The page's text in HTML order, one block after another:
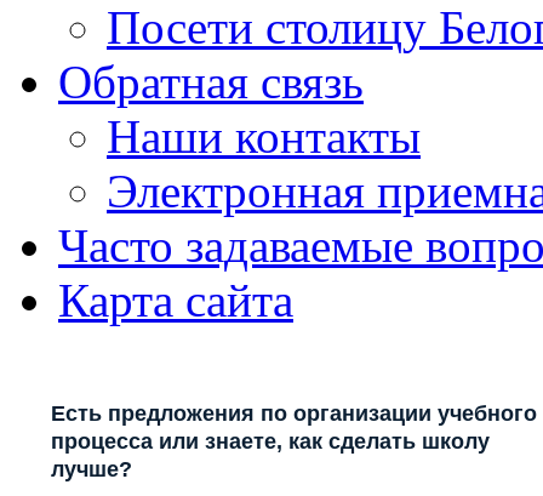
Посети столицу
Обратная связь
Наши контакты
Электронная
Часто задаваемые
Карта сайта
Есть предложения по организации учебного
процесса или знаете, как сделать школу
лучше?